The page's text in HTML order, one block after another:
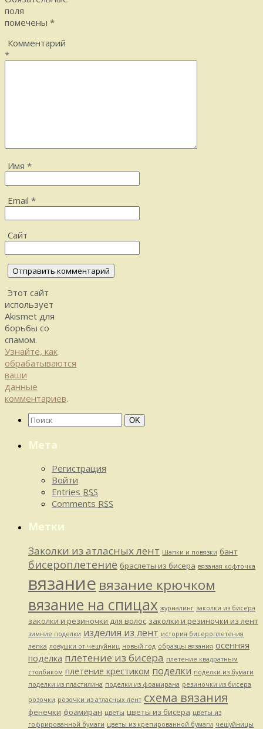
поля
помечены *
Комментарий
*
Имя *
Email *
Сайт
Этот сайт
использует
Akismet для
борьбы со
спамом.
Узнайте, как
обрабатываются
ваши
данные
комментариев.
Найти:
Поиск
OK
Мета
Регистрация
Войти
Entries RSS
Comments RSS
Метки
Заколки из атласных лент Шапки и повязки бант
бисероплетение браслеты из бисера вязаная кофточка
вязание вязание крючком
вязание на спицах журналинг заколки из бисера
заколки и резиночки для волос заколки и резиночки из лент
зимние поделки изделия из лент история бисероплетения
лепка ловушки от чешуйниц новый год образцы вязания осенняя
поделка плетение из бисера плетение квадратным
столбиком плетение крестиком поделки поделки из бумаги
поделки из пластилина поделки из фоамирана резиночки из бисера
розочки розочки из атласных лент схема вязания
фенечки фоамиран цветы цветы из бисера цветы из
гофрированной бумаги цветы из крепированной бумаги чешуйницы